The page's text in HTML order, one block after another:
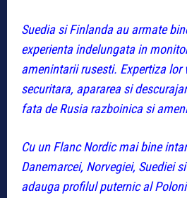
Suedia si Finlanda au armate
experienta indelungata in
amenintarii rusesti. Expertiza lor
securitara, apararea si
fata de Rusia razboinica si
Cu un Flanc Nordic mai bine
Danemarcei, Norvegiei, Suediei
adauga profilul puternic al